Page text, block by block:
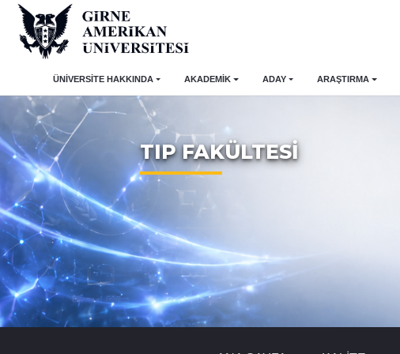
ÜNİVERSİTE HAKKINDA AKADEMİK ADAY ARAŞTIRMA
TIP FAKÜLTESİ